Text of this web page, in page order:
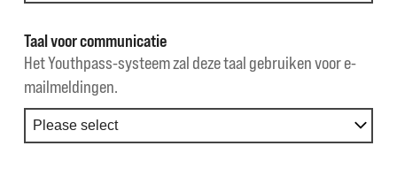
Taal voor communicatie
Het Youthpass-systeem zal deze taal gebruiken voor e-
mailmeldingen.